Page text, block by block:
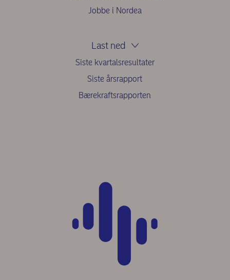
Jobbe i Nordea
Last ned
Siste kvartalsresultater
Siste årsrapport
Bærekraftsrapporten